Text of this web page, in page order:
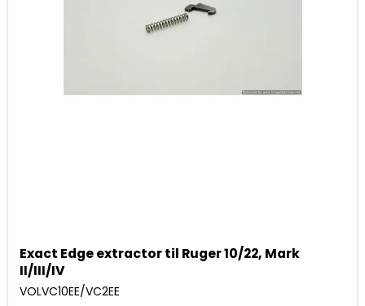
Exact Edge extractor til Ruger 10/22, Mark
II/III/IV
VOLVC10EE/VC2EE